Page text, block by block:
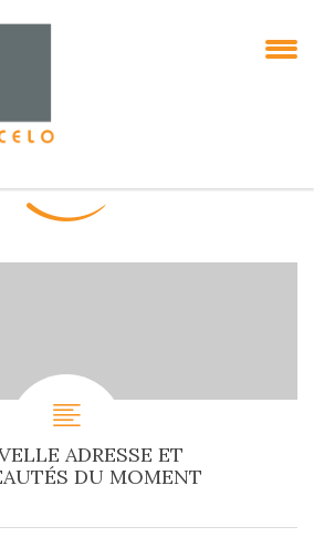
ADRESSE ET
DU MOMENT